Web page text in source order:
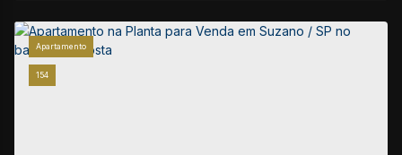
154
Apartamento